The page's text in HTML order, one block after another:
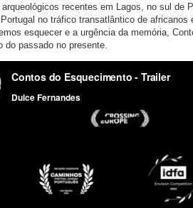
recentes em Lagos, no sul de
no tráfico transatlântico de
esquecer e a urgência da memória,
do passado no presente.